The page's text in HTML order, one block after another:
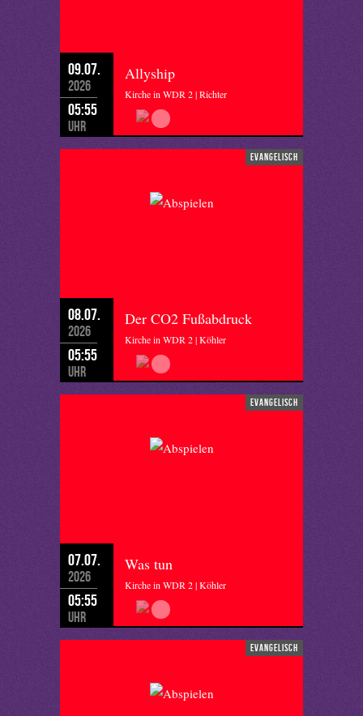
09.07.
2026
05:55
Uhr
Allyship
Kirche in WDR 2 | Richter
evangelisch
08.07.
2026
05:55
Uhr
Der CO2 Fußabdruck
Kirche in WDR 2 | Köhler
evangelisch
07.07.
2026
05:55
Uhr
Was tun
Kirche in WDR 2 | Köhler
evangelisch